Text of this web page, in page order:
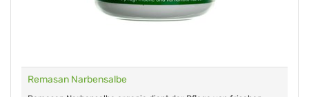
Remasan Narbensalbe